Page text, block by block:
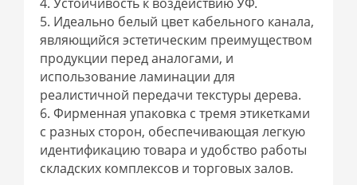
5. Идеально белый цвет кабельного канала,
являющийся эстетическим преимуществом
продукции перед аналогами, и
использование ламинации для
реалистичной передачи текстуры дерева.
6. Фирменная упаковка с тремя этикетками
с разных сторон, обеспечивающая легкую
идентификацию товара и удобство работы
складских комплексов и торговых залов.